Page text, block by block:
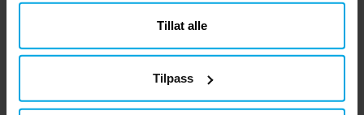
helst.
Tillat alle
Tilpass